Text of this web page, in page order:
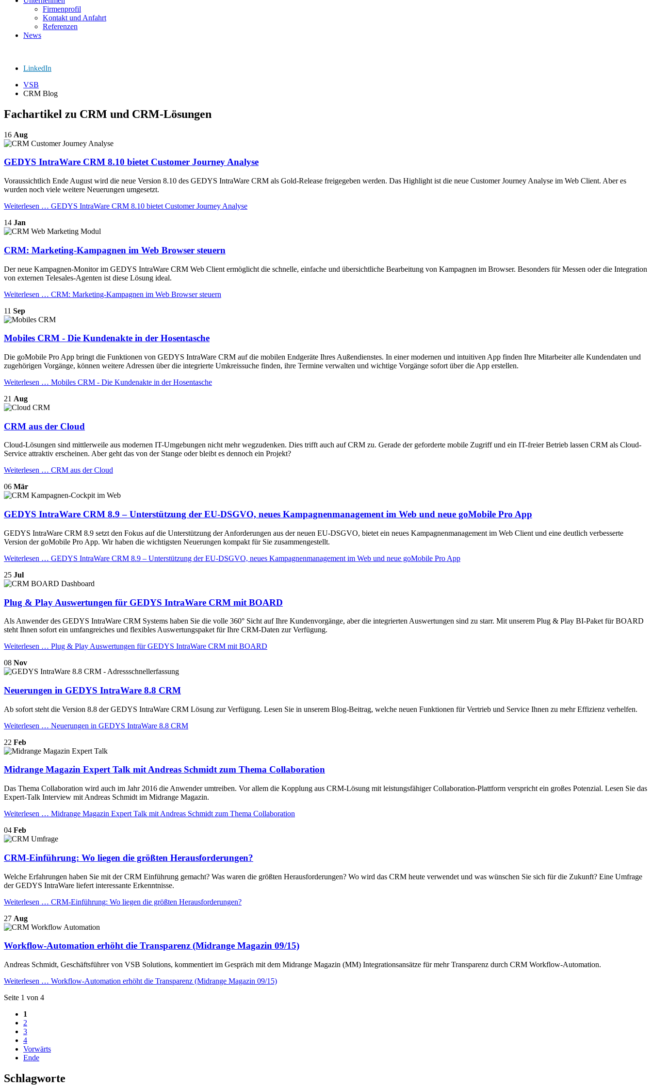
Firmenprofil
Kontakt und Anfahrt
Referenzen
News
LinkedIn
VSB
CRM Blog
Fachartikel zu CRM und CRM-Lösungen
16 Aug
GEDYS IntraWare CRM 8.10 bietet Customer Journey Analyse
Voraussichtlich Ende August wird die neue Version 8.10 des GEDYS IntraWare CRM als Gold-Release freigegeben werden. Das Highlight ist die neue Customer Journey Analyse im Web Client. Aber es
wurden noch viele weitere Neuerungen umgesetzt.
Weiterlesen … GEDYS IntraWare CRM 8.10 bietet Customer Journey Analyse
14 Jan
CRM: Marketing-Kampagnen im Web Browser steuern
Der neue Kampagnen-Monitor im GEDYS IntraWare CRM Web Client ermöglicht die schnelle, einfache und übersichtliche Bearbeitung von Kampagnen im Browser. Besonders für Messen oder die Integration
von externen Telesales-Agenten ist diese Lösung ideal.
Weiterlesen … CRM: Marketing-Kampagnen im Web Browser steuern
11 Sep
Mobiles CRM - Die Kundenakte in der Hosentasche
Die goMobile Pro App bringt die Funktionen von GEDYS IntraWare CRM auf die mobilen Endgeräte Ihres Außendienstes. In einer modernen und intuitiven App finden Ihre Mitarbeiter alle Kundendaten und
zugehörigen Vorgänge, können weitere Adressen über die integrierte Umkreissuche finden, ihre Termine verwalten und wichtige Vorgänge sofort über die App erstellen.
Weiterlesen … Mobiles CRM - Die Kundenakte in der Hosentasche
21 Aug
CRM aus der Cloud
Cloud-Lösungen sind mittlerweile aus modernen IT-Umgebungen nicht mehr wegzudenken. Dies trifft auch auf CRM zu. Gerade der geforderte mobile Zugriff und ein IT-freier Betrieb lassen CRM als Cloud-
Service attraktiv erscheinen. Aber geht das von der Stange oder bleibt es dennoch ein Projekt?
Weiterlesen … CRM aus der Cloud
06 Mär
GEDYS IntraWare CRM 8.9 – Unterstützung der EU-DSGVO, neues Kampagnenmanagement im Web und neue goMobile Pro App
GEDYS IntraWare CRM 8.9 setzt den Fokus auf die Unterstützung der Anforderungen aus der neuen EU-DSGVO, bietet ein neues Kampagnenmanagement im Web Client und eine deutlich verbesserte
Version der goMobile Pro App. Wir haben die wichtigsten Neuerungen kompakt für Sie zusammengestellt.
Weiterlesen … GEDYS IntraWare CRM 8.9 – Unterstützung der EU-DSGVO, neues Kampagnenmanagement im Web und neue goMobile Pro App
25 Jul
Plug & Play Auswertungen für GEDYS IntraWare CRM mit BOARD
Als Anwender des GEDYS IntraWare CRM Systems haben Sie die volle 360° Sicht auf Ihre Kundenvorgänge, aber die integrierten Auswertungen sind zu starr. Mit unserem Plug & Play BI-Paket für BOARD
steht Ihnen sofort ein umfangreiches und flexibles Auswertungspaket für Ihre CRM-Daten zur Verfügung.
Weiterlesen … Plug & Play Auswertungen für GEDYS IntraWare CRM mit BOARD
08 Nov
Neuerungen in GEDYS IntraWare 8.8 CRM
Ab sofort steht die Version 8.8 der GEDYS IntraWare CRM Lösung zur Verfügung. Lesen Sie in unserem Blog-Beitrag, welche neuen Funktionen für Vertrieb und Service Ihnen zu mehr Effizienz verhelfen.
Weiterlesen … Neuerungen in GEDYS IntraWare 8.8 CRM
22 Feb
Midrange Magazin Expert Talk mit Andreas Schmidt zum Thema Collaboration
Das Thema Collaboration wird auch im Jahr 2016 die Anwender umtreiben. Vor allem die Kopplung aus CRM-Lösung mit leistungsfähiger Collaboration-Plattform verspricht ein großes Potenzial. Lesen Sie das
Expert-Talk Interview mit Andreas Schmidt im Midrange Magazin.
Weiterlesen … Midrange Magazin Expert Talk mit Andreas Schmidt zum Thema Collaboration
04 Feb
CRM-Einführung: Wo liegen die größten Herausforderungen?
Welche Erfahrungen haben Sie mit der CRM Einführung gemacht? Was waren die größten Herausforderungen? Wo wird das CRM heute verwendet und was wünschen Sie sich für die Zukunft? Eine Umfrage
der GEDYS IntraWare liefert interessante Erkenntnisse.
Weiterlesen … CRM-Einführung: Wo liegen die größten Herausforderungen?
27 Aug
Workflow-Automation erhöht die Transparenz (Midrange Magazin 09/15)
Andreas Schmidt, Geschäftsführer von VSB Solutions, kommentiert im Gespräch mit dem Midrange Magazin (MM) Integrationsansätze für mehr Transparenz durch CRM Workflow-Automation.
Weiterlesen … Workflow-Automation erhöht die Transparenz (Midrange Magazin 09/15)
Seite 1 von 4
1
2
3
4
Vorwärts
Ende
Schlagworte